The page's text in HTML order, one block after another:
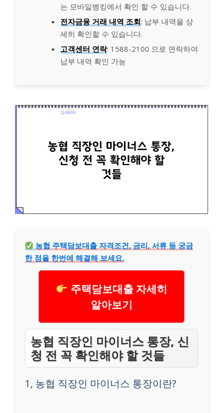
는 모바일뱅킹에서 확인 할 수 있습니다.
전자금융 거래 내역 조회: 납부 내역을 상
세히 확인할 수 있습니다.
고객센터 연락: 1588-2100 으로 연락하여
납부 내역 확인 가능
농협 주택담보대출 자격조건, 금리, 서류 등 궁금
한 점을 한번에 해결해 보세요.
주택담보대출 자세히
알아보기
농협 직장인 마이너스 통장, 신
청 전 꼭 확인해야 할 것들
1, 농협 직장인 마이너스 통장이란?